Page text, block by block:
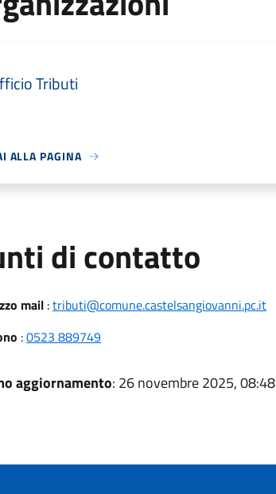
Tributi
ALLA PAGINA
di contatto
mail:tributi@comune.castelsangiovanni.pc.it
:0523 889749
aggiornamento: 26 novembre 2025, 08:48